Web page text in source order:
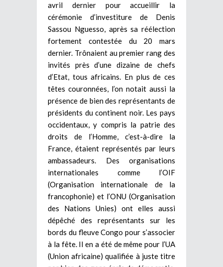
avril dernier pour accueillir la
cérémonie d’investiture de Denis
Sassou Nguesso, après sa réélection
fortement contestée du 20 mars
dernier. Trônaient au premier rang des
invités près d’une dizaine de chefs
d’Etat, tous africains. En plus de ces
têtes couronnées, l’on notait aussi la
présence de bien des représentants de
présidents du continent noir. Les pays
occidentaux, y compris la patrie des
droits de l’Homme, c’est-à-dire la
France, étaient représentés par leurs
ambassadeurs. Des organisations
internationales comme l’OIF
(Organisation internationale de la
francophonie) et l’ONU (Organisation
des Nations Unies) ont elles aussi
dépêché des représentants sur les
bords du fleuve Congo pour s’associer
à la fête. Il en a été de même pour l’UA
(Union africaine) qualifiée à juste titre